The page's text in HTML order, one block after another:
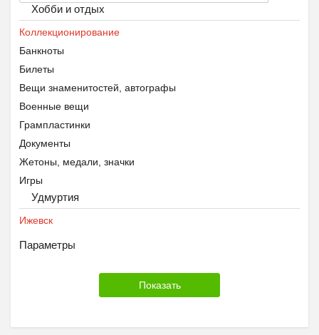
Хобби и отдых
Коллекционирование
Банкноты
Билеты
Вещи знаменитостей, автографы
Военные вещи
Грампластинки
Документы
Жетоны, медали, значки
Игры
Календари
Картины
Конверты и почтовые карточки
Монеты
Удмуртия
Ижевск
Параметры